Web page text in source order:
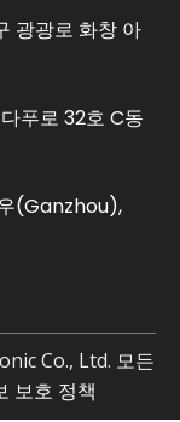
광광로 화창 아
푸로 32호 C동
(Ganzhou),
Co., Ltd. 모든
보호 정책